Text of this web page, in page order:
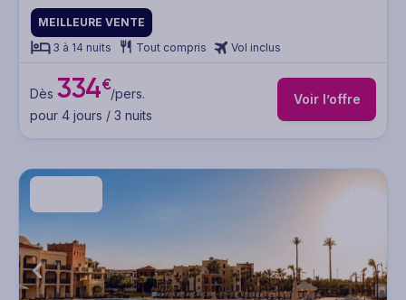
MEILLEURE VENTE
3 à 14 nuits
Tout compris Vol inclus
Dès 334€/pers.
pour 4 jours / 3 nuits
Voir l’offre